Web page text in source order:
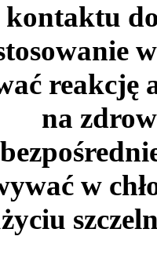
reakcję
na
w